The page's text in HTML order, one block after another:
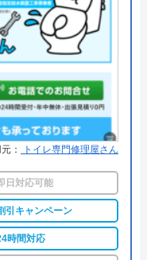
on
コミ）
りました。ト
て下さって助
の補償
式HPでご確認ください
に対応している業
から最短30分で現
幅広く、これ以外
教えてもらえるの
す。
： トイレ専門修理屋さん
日対応可能
引キャンペーン
時間対応